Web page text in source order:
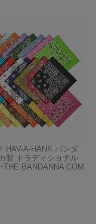
HAV-A-HANK バンダ
製 トラディショナル
THE BANDANNA COM